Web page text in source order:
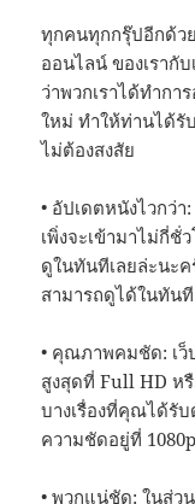
ทุกคนทุกกรุ๊ปอีกด้ว
ออนไลน์ ของเรากั
ว่าพวกเราได้ทำก
ใหม่ ทำให้ท่านได้รั
ไม่ต้องสงสัย
• อัปเดตหนังไวกว่
เพิ่งจะเข้ามาไม่กี่ชั่
ดูในทันทีเลยล่ะนะ
สามารถดูได้ในทัน
• คุณภาพคมชัด: เว็
สูงสุดที่ Full HD ห
บางเรื่องที่คุณได้รั
ความชัดอยู่ที่
• พวกแน่ชัด: ในส่ว